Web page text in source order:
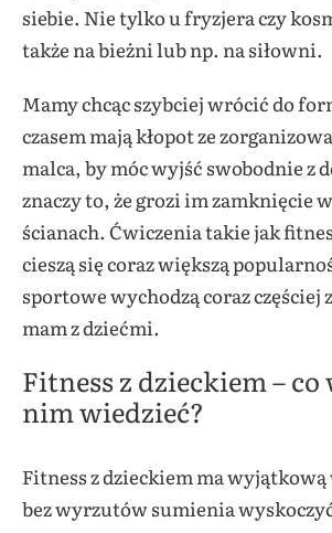
siebie. Nie tylko u fryzjera czy
także na bieżni lub np. na siłowni.
Mamy chcąc szybciej wrócić do
czasem mają kłopot ze
malca, by móc wyjść swobodnie z
znaczy to, że grozi im zamknięcie
ścianach. Ćwiczenia takie jak
cieszą się coraz większą
sportowe wychodzą coraz częściej
mam z dziećmi.
Fitness z dzieckiem –
nim wiedzieć?
Fitness z dzieckiem ma wyjątkową
bez wyrzutów sumienia